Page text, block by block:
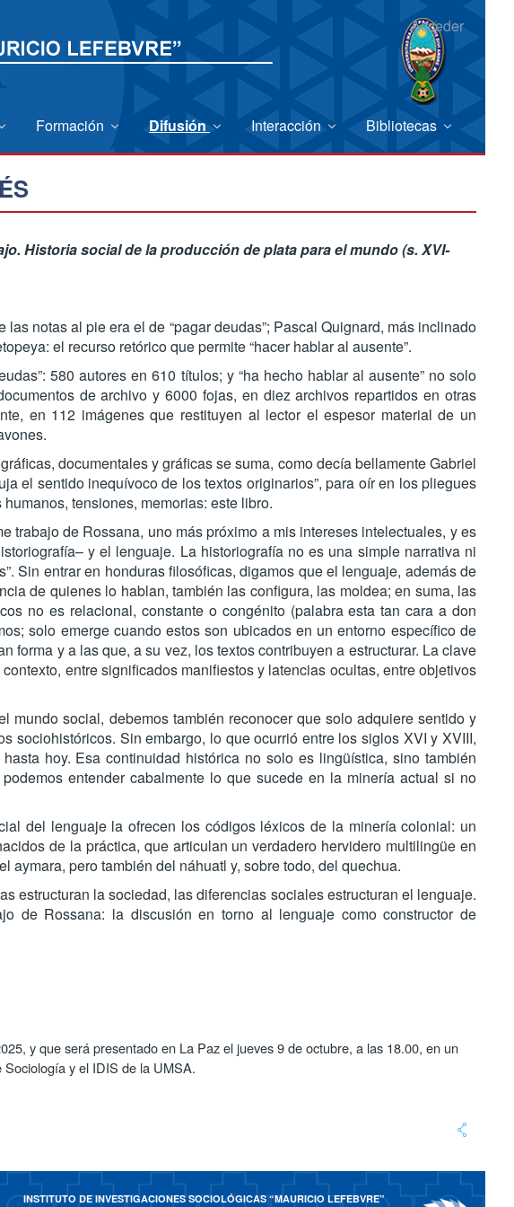
Acceder
Formación Difusión Interacción Bibliotecas
Historia social de la producción de plata para el mundo (s. XVI-
notas al pie era el de “pagar deudas”; Pascal Quignard, más inclinado
el recurso retórico que permite “hacer hablar al ausente”.
580 autores en 610 títulos; y “ha hecho hablar al ausente” no solo
de archivo y 6000 fojas, en diez archivos repartidos en otras
en 112 imágenes que restituyen al lector el espesor material de un
documentales y gráficas se suma, como decía bellamente Gabriel
el sentido inequívoco de los textos originarios”, para oír en los pliegues
tensiones, memorias: este libro.
trabajo de Rossana, uno más próximo a mis intereses intelectuales, y es
y el lenguaje. La historiografía no es una simple narrativa ni
Sin entrar en honduras filosóficas, digamos que el lenguaje, además de
de quienes lo hablan, también las configura, las moldea; en suma, las
no es relacional, constante o congénito (palabra esta tan cara a don
solo emerge cuando estos son ubicados en un entorno específico de
forma y a las que, a su vez, los textos contribuyen a estructurar. La clave
entre significados manifiestos y latencias ocultas, entre objetivos
mundo social, debemos también reconocer que solo adquiere sentido y
sociohistóricos. Sin embargo, lo que ocurrió entre los siglos XVI y XVIII,
hoy. Esa continuidad histórica no solo es lingüística, sino también
entender cabalmente lo que sucede en la minería actual si no
del lenguaje la ofrecen los códigos léxicos de la minería colonial: un
de la práctica, que articulan un verdadero hervidero multilingüe en
aymara, pero también del náhuatl y, sobre todo, del quechua.
estructuran la sociedad, las diferencias sociales estructuran el lenguaje.
de Rossana: la discusión en torno al lenguaje como constructor de
y que será presentado en La Paz el jueves 9 de octubre, a las 18.00, en un
y el IDIS de la UMSA.
INSTITUTO DE INVESTIGACIONES SOCIOLÓGICAS “MAURICIO LEFEBVRE”